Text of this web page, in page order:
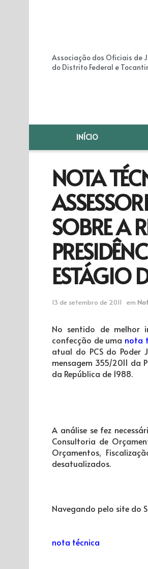
Associação dos Oficiais de
do Distrito Federal e
INÍCIO
NOTA
SOBRE A
ESTÁGIO
13 de setembro de 2011 em
No sentido de melhor
confecção de uma nota
atual do PCS do Poder
mensagem 355/2011 da
da República de 1988.
A análise se fez
Consultoria de
Orçamentos,
desatualizados.
Navegando pelo site do
nota técnica